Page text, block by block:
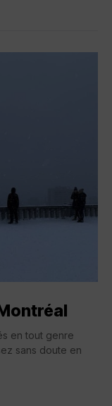
en tout genre
sans doute en